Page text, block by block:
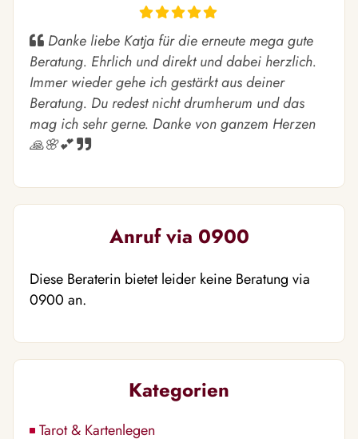
Danke liebe Katja für die erneute mega gute
Beratung. Ehrlich und direkt und dabei herzlich.
Immer wieder gehe ich gestärkt aus deiner
Beratung. Du redest nicht drumherum und das
mag ich sehr gerne. Danke von ganzem Herzen
🙏🌸💕
Anruf via 0900
Diese Beraterin bietet leider keine Beratung via
0900 an.
Kategorien
Tarot & Kartenlegen